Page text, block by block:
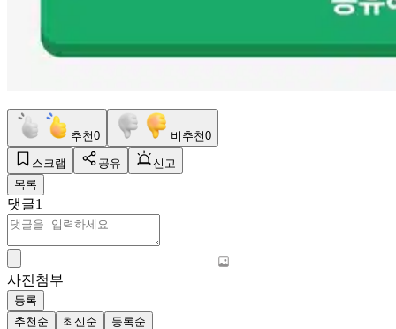
추천0 비추천0
스크랩 공유
신고
목록
댓글1
사진첨부
등록
추천순
최신순 등록순